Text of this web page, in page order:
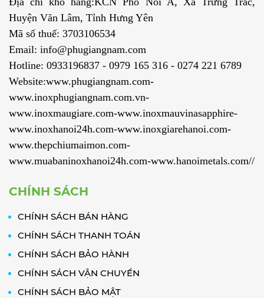
Huyện Văn Lâm, Tỉnh Hưng Yên
Mã số thuế: 3703106534
Email: info@phugiangnam.com
Hotline: 0933196837 - 0979 165 316 - 0274 221 6789
Website:www.phugiangnam.com-
www.inoxphugiangnam.com.vn-
www.inoxmaugiare.com-www.inoxmauvinasapphire-
www.inoxhanoi24h.com-www.inoxgiarehanoi.com-
www.thepchiumaimon.com-
www.muabaninoxhanoi24h.com-www.hanoimetals.com//
CHÍNH SÁCH
CHÍNH SÁCH BÁN HÀNG
CHÍNH SÁCH THANH TOÁN
CHÍNH SÁCH BẢO HÀNH
CHÍNH SÁCH VẬN CHUYỂN
CHÍNH SÁCH BẢO MẬT